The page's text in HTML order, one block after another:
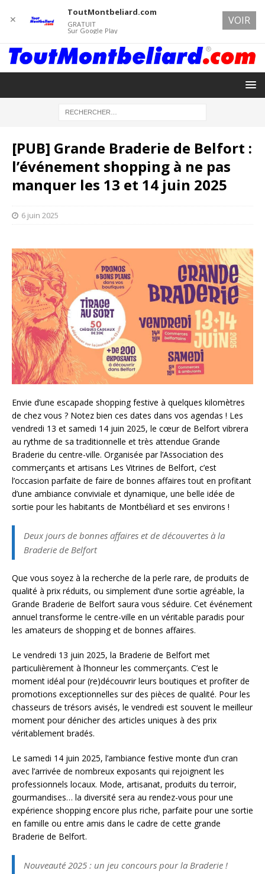
[PUB] Grande Braderie de Belfort :
l’événement shopping à ne pas
manquer les 13 et 14 juin 2025
6 juin 2025
Envie d’une escapade shopping festive à quelques kilomètres
de chez vous ? Notez bien ces dates dans vos agendas ! Les
vendredi 13 et samedi 14 juin 2025, le cœur de Belfort vibrera
au rythme de sa traditionnelle et très attendue Grande
Braderie du centre-ville. Organisée par l’Association des
commerçants et artisans Les Vitrines de Belfort, c’est
l’occasion parfaite de faire de bonnes affaires tout en profitant
d’une ambiance conviviale et dynamique, une belle idée de
sortie pour les habitants de Montbéliard et ses environs !
Deux jours de bonnes affaires et de découvertes à la
Braderie de Belfort
Que vous soyez à la recherche de la perle rare, de produits de
qualité à prix réduits, ou simplement d’une sortie agréable, la
Grande Braderie de Belfort saura vous séduire. Cet événement
annuel transforme le centre-ville en un véritable paradis pour
les amateurs de shopping et de bonnes affaires.
Le vendredi 13 juin 2025, la Braderie de Belfort met
particulièrement à l’honneur les commerçants. C’est le
moment idéal pour (re)découvrir leurs boutiques et profiter de
promotions exceptionnelles sur des pièces de qualité. Pour les
chasseurs de trésors avisés, le vendredi est souvent le meilleur
moment pour dénicher des articles uniques à des prix
véritablement bradés.
Le samedi 14 juin 2025, l’ambiance festive monte d’un cran
avec l’arrivée de nombreux exposants qui rejoignent les
professionnels locaux. Mode, artisanat, produits du terroir,
gourmandises… la diversité sera au rendez-vous pour une
expérience shopping encore plus riche, parfaite pour une sortie
en famille ou entre amis dans le cadre de cette grande
Braderie de Belfort.
Nouveauté 2025 : un jeu concours pour la Braderie !
✕
ToutMontbeliard.com
GRATUIT
Sur Google Play
VOIR